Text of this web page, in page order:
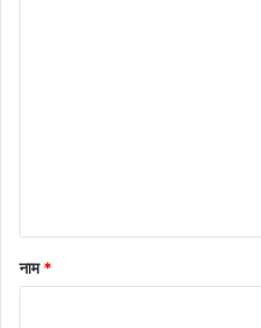
नाम*